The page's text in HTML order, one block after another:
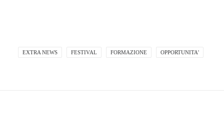
EXTRA NEWS FESTIVAL FORMAZIONE OPPORTUNITA'